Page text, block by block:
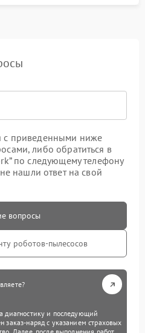
с приведенными ниже
либо обратиться в
по следующему телефону
нашли ответ на свой
вопросы
роботов-пылесосов
диагностику и последующий
заказ-наряд с указанием страховых